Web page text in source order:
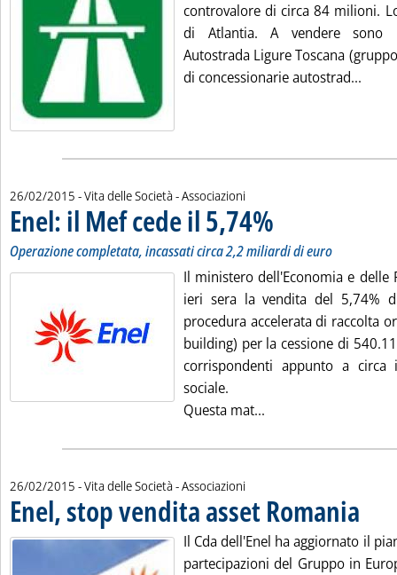
controvalore di circa 84 milioni.
di Atlantia. A vendere sono
Autostrada Ligure Toscana
di concessionarie autostrad...
26/02/2015 - Vita delle Società - Associazioni
Enel: il Mef cede il 5,74%
Operazione completata, incassati circa 2,2 miliardi di euro
Il ministero dell'Economia e delle
ieri sera la vendita del 5,74%
procedura accelerata di raccolta
building) per la cessione di
corrispondenti appunto a
sociale.
Questa mat...
26/02/2015 - Vita delle Società - Associazioni
Enel, stop vendita asset Romania
Il Cda dell'Enel ha aggiornato il
partecipazioni del Gruppo in